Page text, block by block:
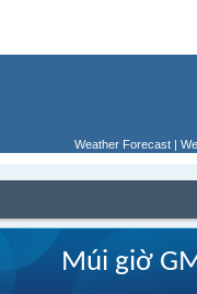
Weather Forecast |
Múi giờ